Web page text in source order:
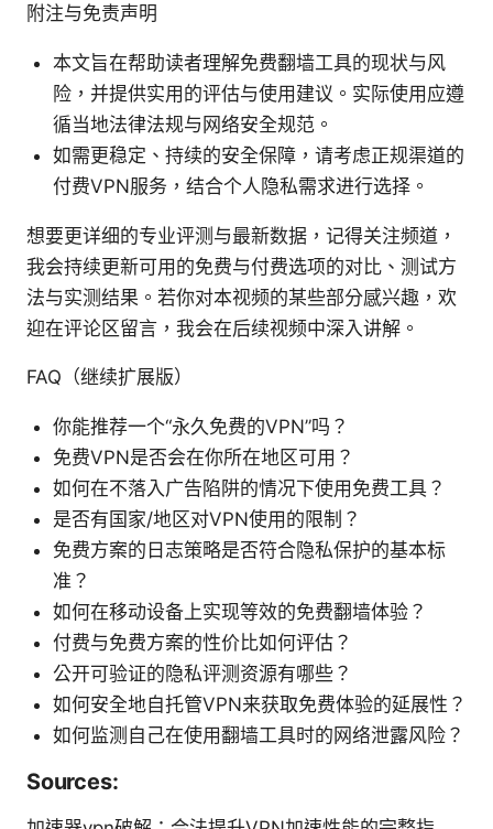
附注与免责声明
本文旨在帮助读者理解免费翻墙工具的现状与风
险，并提供实用的评估与使用建议。实际使用应遵
循当地法律法规与网络安全规范。
如需更稳定、持续的安全保障，请考虑正规渠道的
付费VPN服务，结合个人隐私需求进行选择。
想要更详细的专业评测与最新数据，记得关注频道，
我会持续更新可用的免费与付费选项的对比、测试方
法与实测结果。若你对本视频的某些部分感兴趣，欢
迎在评论区留言，我会在后续视频中深入讲解。
FAQ（继续扩展版）
你能推荐一个“永久免费的VPN”吗？
免费VPN是否会在你所在地区可用？
如何在不落入广告陷阱的情况下使用免费工具？
是否有国家/地区对VPN使用的限制？
免费方案的日志策略是否符合隐私保护的基本标
准？
如何在移动设备上实现等效的免费翻墙体验？
付费与免费方案的性价比如何评估？
公开可验证的隐私评测资源有哪些？
如何安全地自托管VPN来获取免费体验的延展性？
如何监测自己在使用翻墙工具时的网络泄露风险？
Sources: